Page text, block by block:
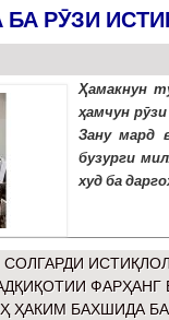
РӮЗИ
Ҳамакнун
ҳамчун
Зану мард
бузурги
худ ба
ФАРҲАНГ
ҲАКИМ БАХШИДА